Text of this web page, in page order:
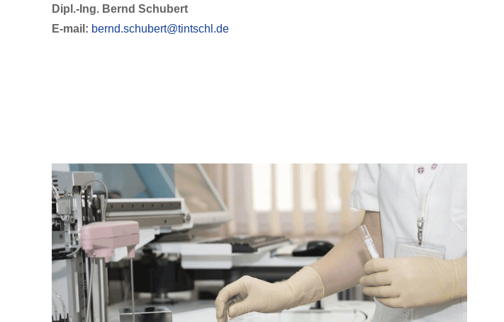
Dipl.-Ing. Bernd Schubert
E-mail: bernd.schubert@tintschl.de